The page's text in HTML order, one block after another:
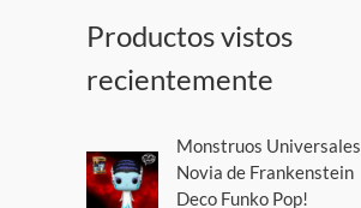
c
a
o
Productos vistos
recientemente
Monstruos Universales
Novia de Frankenstein
Deco Funko Pop!
l
p
l
p